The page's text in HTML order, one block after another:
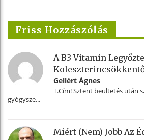
Friss Hozzászólás
A B3 Vitamin
Gellért Ágnes
T.Cím! Sztent beültetés után
gyógysze...
Miért (nem) Jobb Az